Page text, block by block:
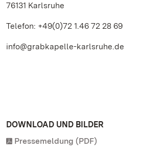
76131 Karlsruhe
Telefon: +49(0)72 1.46 72 28 69
info@grabkapelle-karlsruhe.de
DOWNLOAD UND BILDER
Pressemeldung (PDF)